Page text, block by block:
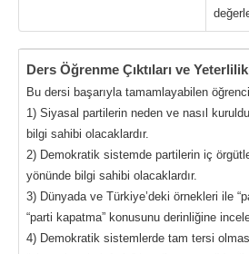
Ders Öğrenme Çıktıları ve
Bu dersi başarıyla tamamlayabilen
1) Siyasal partilerin neden ve nasıl
bilgi sahibi olacaklardır.
2) Demokratik sistemde partilerin iç
yönünde bilgi sahibi olacaklardır.
3) Dünyada ve Türkiye’deki örnekleri ile
“parti kapatma” konusunu derinliğine
4) Demokratik sistemlerde tam tersi